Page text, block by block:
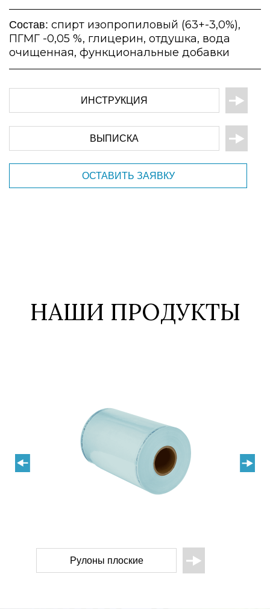
Состав: спирт изопропиловый (63+-3,0%),
ПГМГ -0,05 %, глицерин, отдушка, вода
очищенная, функциональные добавки
ИНСТРУКЦИЯ
ВЫПИСКА
ОСТАВИТЬ ЗАЯВКУ
НАШИ ПРОДУКТЫ
Пакеты плоские